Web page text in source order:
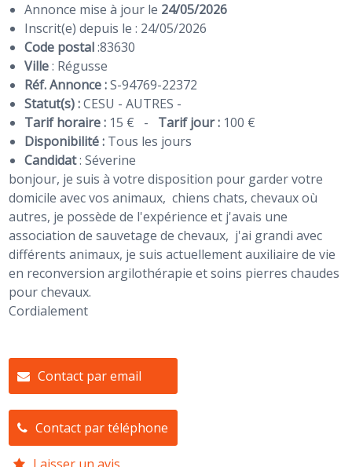
Annonce mise à jour le 24/05/2026
Inscrit(e) depuis le : 24/05/2026
Code postal:83630
Ville: Régusse
Réf. Annonce :S-94769-22372
Statut(s) :CESU - AUTRES -
Tarif horaire : 15 € - Tarif jour : 100 €
Disponibilité : Tous les jours
Candidat:Séverine
bonjour, je suis à votre disposition pour garder votre
domicile avec vos animaux, chiens chats, chevaux où
autres, je possède de l'expérience et j'avais une
association de sauvetage de chevaux, j'ai grandi avec
différents animaux, je suis actuellement auxiliaire de vie
en reconversion argilothérapie et soins pierres chaudes
pour chevaux.
Cordialement
Contact par email
Contact par téléphone